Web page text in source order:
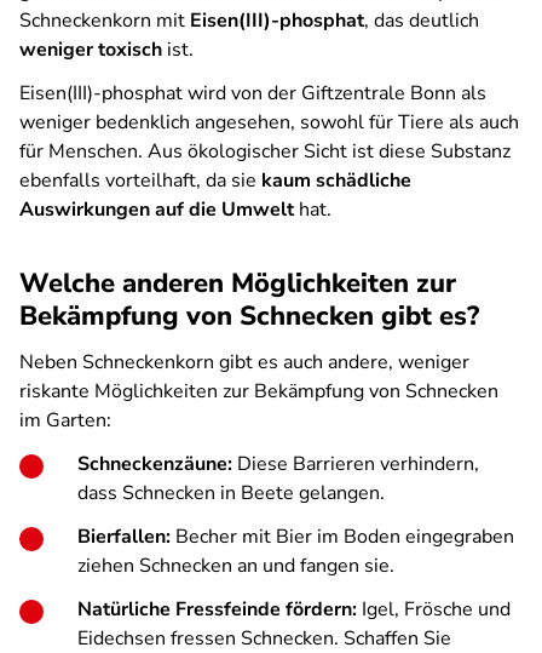
Schneckenkorn mit Eisen(III)-phosphat, das deutlich
weniger toxisch ist.
Eisen(III)-phosphat wird von der Giftzentrale Bonn als
weniger bedenklich angesehen, sowohl für Tiere als auch
für Menschen. Aus ökologischer Sicht ist diese Substanz
ebenfalls vorteilhaft, da sie kaum schädliche
Auswirkungen auf die Umwelthat.
Welche anderen Möglichkeiten zur
Bekämpfung von Schnecken gibt es?
Neben Schneckenkorn gibt es auch andere, weniger
riskante Möglichkeiten zur Bekämpfung von Schnecken
im Garten:
Schneckenzäune: Diese Barrieren verhindern,
dass Schnecken in Beete gelangen.
Bierfallen: Becher mit Bier im Boden eingegraben
ziehen Schnecken an und fangen sie.
Natürliche Fressfeinde fördern: Igel, Frösche und
Eidechsen fressen Schnecken. Schaffen Sie